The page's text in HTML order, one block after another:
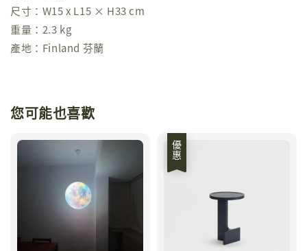
尺寸：W15 x L15 × H33 cm
重量：2.3 kg
產地：Finland 芬蘭
您可能也喜歡
優惠